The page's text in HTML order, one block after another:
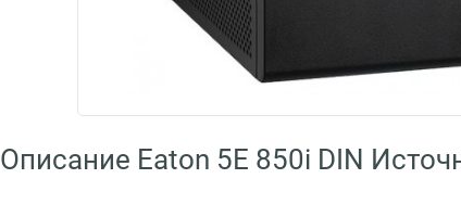
Описание Eaton 5E 850i DIN